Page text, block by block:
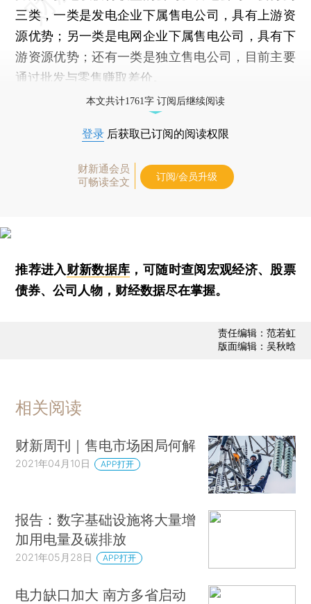
三类，一类是发电企业下属售电公司，具有上游资
源优势；另一类是电网企业下属售电公司，具有下
游资源优势；还有一类是独立售电公司，目前主要
通过批发与零售赚取差价。
本文共计1761字 订阅后继续阅读
登录 后获取已订阅的阅读权限
财新通会员
可畅读全文
订阅/会员升级
推荐进入财新数据库 ，可随时查阅宏观经济、股票
债券、公司人物，财经数据尽在掌握。
责任编辑：范若虹
版面编辑：吴秋晗
相关阅读
财新周刊｜售电市场困局何解
2021年04月10日 APP打开
报告：数字基础设施将大量增
加用电量及碳排放
2021年05月28日 APP打开
电力缺口加大 南方多省启动